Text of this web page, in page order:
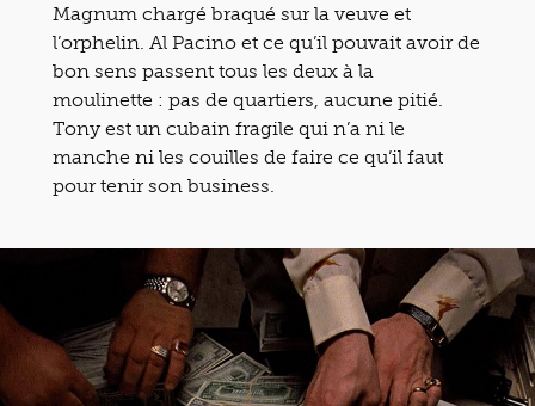
Magnum chargé braqué sur la veuve et
l’orphelin. Al Pacino et ce qu’il pouvait avoir de
bon sens passent tous les deux à la
moulinette : pas de quartiers, aucune pitié.
Tony est un cubain fragile qui n’a ni le
manche ni les couilles de faire ce qu’il faut
pour tenir son business.